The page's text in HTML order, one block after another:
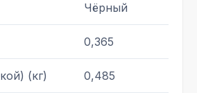
Чёрный
0,365
(кг) 0,485